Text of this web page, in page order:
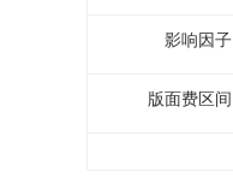
影响因子
版面费区间